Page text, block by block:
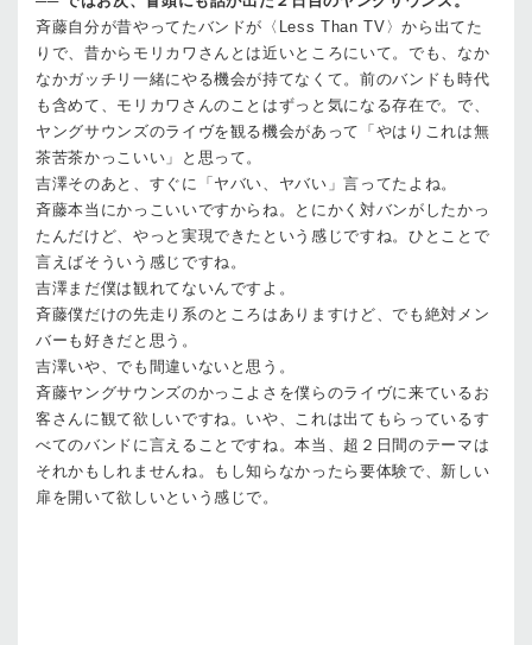
斉藤自分が昔やってたバンドが〈Less Than TV〉から出てた
りで、昔からモリカワさんとは近いところにいて。でも、なか
なかガッチリ一緒にやる機会が持てなくて。前のバンドも時代
も含めて、モリカワさんのことはずっと気になる存在で。で、
ヤングサウンズのライヴを観る機会があって「やはりこれは無
茶苦茶かっこいい」と思って。
吉澤そのあと、すぐに「ヤバい、ヤバい」言ってたよね。
斉藤本当にかっこいいですからね。とにかく対バンがしたかっ
たんだけど、やっと実現できたという感じですね。ひとことで
言えばそういう感じですね。
吉澤まだ僕は観れてないんですよ。
斉藤僕だけの先走り系のところはありますけど、でも絶対メン
バーも好きだと思う。
吉澤いや、でも間違いないと思う。
斉藤ヤングサウンズのかっこよさを僕らのライヴに来ているお
客さんに観て欲しいですね。いや、これは出てもらっているす
べてのバンドに言えることですね。本当、超２日間のテーマは
それかもしれませんね。もし知らなかったら要体験で、新しい
扉を開いて欲しいという感じで。